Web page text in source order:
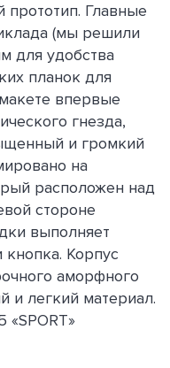
прототип. Главные
(мы решили
для удобства
планок для
впервые
гнезда,
и громкий
на
расположен над
стороне
выполняет
Корпус
аморфного
и легкий материал.
«SPORT»